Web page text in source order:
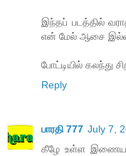
இந்தப் படத்தில்
என் மேல் ஆசை
போட்டியில் கலந்து
Reply
பாரதி 777 July 7,
கீழே உள்ள இணையப்